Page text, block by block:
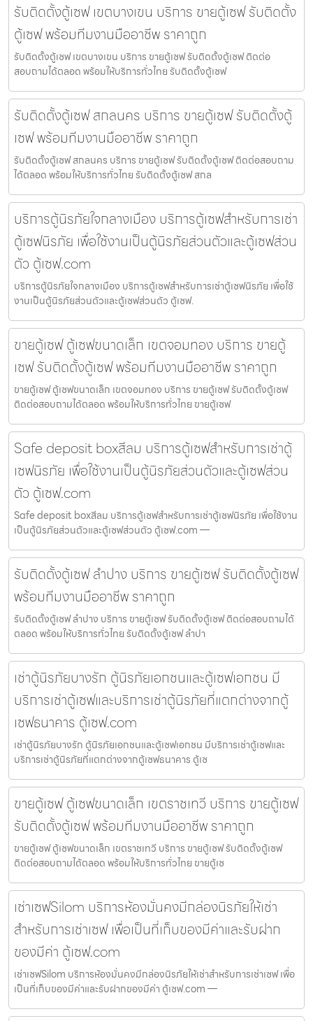
รับติดตั้งตู้เซฟ เขตบางเขน บริการ ขายตู้เซฟ รับติดตั้ง
ตู้เซฟ พร้อมทีมงานมืออาชีพ ราคาถูก
รับติดตั้งตู้เซฟ เขตบางเขน บริการ ขายตู้เซฟ รับติดตั้งตู้เซฟ ติดต่อ
สอบถามได้ตลอด พร้อมให้บริการทั่วไทย รับติดตั้งตู้เซฟ
รับติดตั้งตู้เซฟ สกลนคร บริการ ขายตู้เซฟ รับติดตั้งตู้
เซฟ พร้อมทีมงานมืออาชีพ ราคาถูก
รับติดตั้งตู้เซฟ สกลนคร บริการ ขายตู้เซฟ รับติดตั้งตู้เซฟ ติดต่อสอบถาม
ได้ตลอด พร้อมให้บริการทั่วไทย รับติดตั้งตู้เซฟ สกล
บริการตู้นิรภัยใจกลางเมือง บริการตู้เซฟสำหรับการเช่า
ตู้เซฟนิรภัย เพื่อใช้งานเป็นตู้นิรภัยส่วนตัวและตู้เซฟส่วน
ตัว ตู้เซฟ.com
บริการตู้นิรภัยใจกลางเมือง บริการตู้เซฟสำหรับการเช่าตู้เซฟนิรภัย เพื่อใช้
งานเป็นตู้นิรภัยส่วนตัวและตู้เซฟส่วนตัว ตู้เซฟ.
ขายตู้เซฟ ตู้เซฟขนาดเล็ก เขตจอมทอง บริการ ขายตู้
เซฟ รับติดตั้งตู้เซฟ พร้อมทีมงานมืออาชีพ ราคาถูก
ขายตู้เซฟ ตู้เซฟขนาดเล็ก เขตจอมทอง บริการ ขายตู้เซฟ รับติดตั้งตู้เซฟ
ติดต่อสอบถามได้ตลอด พร้อมให้บริการทั่วไทย ขายตู้เซฟ
Safe deposit boxสีลม บริการตู้เซฟสำหรับการเช่าตู้
เซฟนิรภัย เพื่อใช้งานเป็นตู้นิรภัยส่วนตัวและตู้เซฟส่วน
ตัว ตู้เซฟ.com
Safe deposit boxสีลม บริการตู้เซฟสำหรับการเช่าตู้เซฟนิรภัย เพื่อใช้งาน
เป็นตู้นิรภัยส่วนตัวและตู้เซฟส่วนตัว ตู้เซฟ.com —
รับติดตั้งตู้เซฟ ลำปาง บริการ ขายตู้เซฟ รับติดตั้งตู้เซฟ
พร้อมทีมงานมืออาชีพ ราคาถูก
รับติดตั้งตู้เซฟ ลำปาง บริการ ขายตู้เซฟ รับติดตั้งตู้เซฟ ติดต่อสอบถามได้
ตลอด พร้อมให้บริการทั่วไทย รับติดตั้งตู้เซฟ ลำปา
เช่าตู้นิรภัยบางรัก ตู้นิรภัยเอกชนและตู้เซฟเอกชน มี
บริการเช่าตู้เซฟและบริการเช่าตู้นิรภัยที่แตกต่างจากตู้
เซฟธนาคาร ตู้เซฟ.com
เช่าตู้นิรภัยบางรัก ตู้นิรภัยเอกชนและตู้เซฟเอกชน มีบริการเช่าตู้เซฟและ
บริการเช่าตู้นิรภัยที่แตกต่างจากตู้เซฟธนาคาร ตู้เซ
ขายตู้เซฟ ตู้เซฟขนาดเล็ก เขตราชเทวี บริการ ขายตู้เซฟ
รับติดตั้งตู้เซฟ พร้อมทีมงานมืออาชีพ ราคาถูก
ขายตู้เซฟ ตู้เซฟขนาดเล็ก เขตราชเทวี บริการ ขายตู้เซฟ รับติดตั้งตู้เซฟ
ติดต่อสอบถามได้ตลอด พร้อมให้บริการทั่วไทย ขายตู้เซ
เช่าเซฟSilom บริการห้องมั่นคงมีกล่องนิรภัยให้เช่า
สำหรับการเช่าเซฟ เพื่อเป็นที่เก็บของมีค่าและรับฝาก
ของมีค่า ตู้เซฟ.com
เช่าเซฟSilom บริการห้องมั่นคงมีกล่องนิรภัยให้เช่าสำหรับการเช่าเซฟ เพื่อ
เป็นที่เก็บของมีค่าและรับฝากของมีค่า ตู้เซฟ.com —